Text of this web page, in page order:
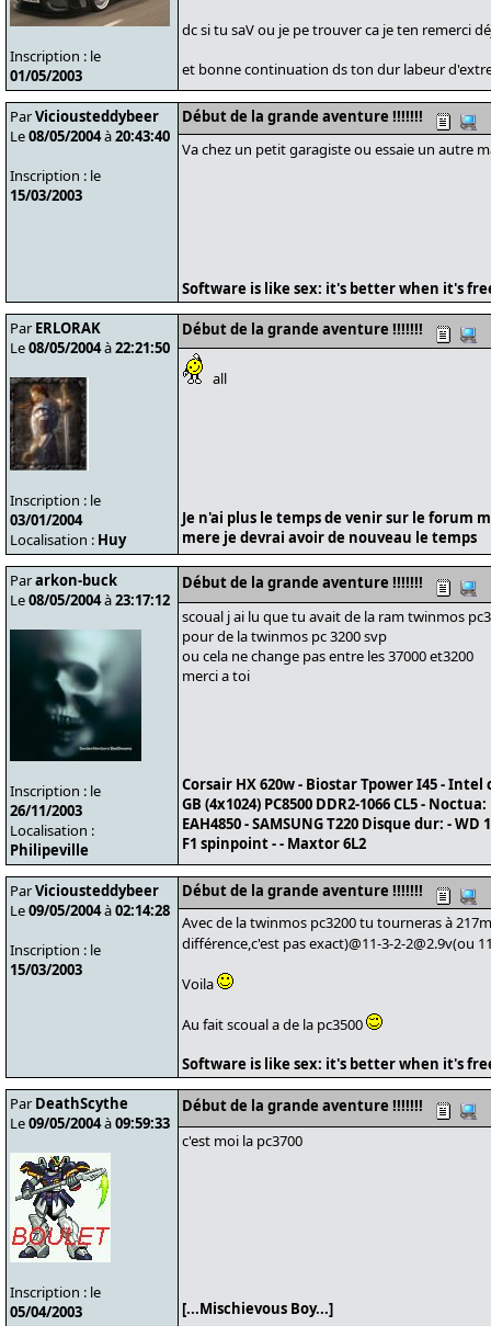
Inscription : le
01/05/2003
dc si tu saV ou je pe trouver ca je ten remerci
et bonne continuation ds ton dur labeur
ParViciousteddybeer
Le08/05/2004à20:43:40
Inscription : le
15/03/2003
Début de la grande aventure !!!!!!!
Va chez un petit garagiste ou essaie un autre
Software is like sex: it's better when it's
Par ERLORAK
Le08/05/2004à22:21:50
Inscription : le
03/01/2004
Localisation : Huy
Début de la grande aventure !!!!!!!
all
Je n'ai plus le temps de venir sur le forum
mere je devrai avoir de nouveau le temps
Pararkon-buck
Le08/05/2004à23:17:12
Inscription : le
26/11/2003
Localisation :
Philipeville
Début de la grande aventure !!!!!!!
scoual j ai lu que tu avait de la ram twinmos
pour de la twinmos pc 3200 svp
ou cela ne change pas entre les 37000 et3200
merci a toi
Corsair HX 620w - Biostar Tpower I45 - Intel
GB (4x1024) PC8500 DDR2-1066 CL5 -
EAH4850 - SAMSUNG T220 Disque dur: -
F1 spinpoint - - Maxtor 6L2
ParViciousteddybeer
Le09/05/2004à02:14:28
Inscription : le
15/03/2003
Début de la grande aventure !!!!!!!
Avec de la twinmos pc3200 tu tourneras à
différence,c'est pas exact)@11-3-2-2@2.9v(ou
Voila
Au fait scoual a de la pc3500
Software is like sex: it's better when it's
Par DeathScythe
Le09/05/2004à09:59:33
Inscription : le
05/04/2003
Début de la grande aventure !!!!!!!
c'est moi la pc3700
[...Mischievous Boy...]